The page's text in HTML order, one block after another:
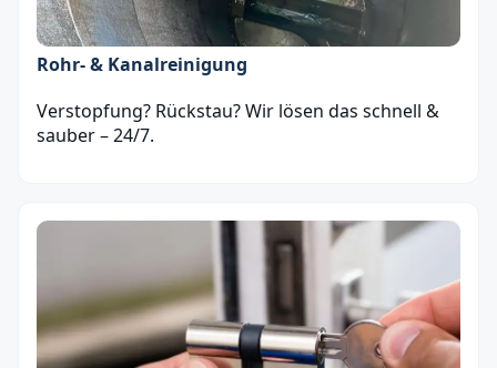
Rohr- & Kanalreinigung
Verstopfung? Rückstau? Wir lösen das schnell &
sauber – 24/7.